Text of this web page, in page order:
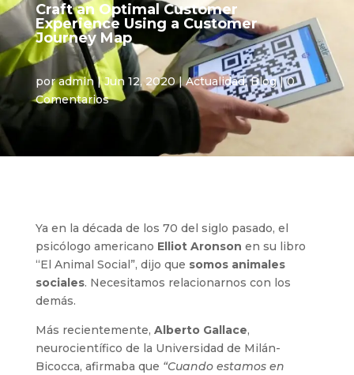
Craft an Optimal Customer
Experience Using a Customer
Journey Map
poradmin|Jun 12, 2020|Actualidad,Blog|0
Comentarios
Ya en la década de los 70 del siglo pasado, el
psicólogo americano Elliot Aronson en su libro
“El Animal Social”, dijo que somos animales
sociales. Necesitamos relacionarnos con los
demás.
Más recientemente, Alberto Gallace,
neurocientífico de la Universidad de Milán-
Bicocca, afirmaba que “Cuando estamos en